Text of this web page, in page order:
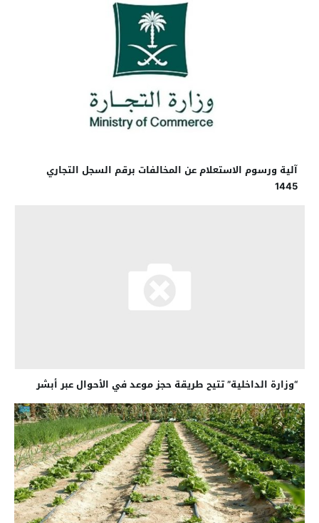
آلية ورسوم الاستعلام عن المخالفات برقم السجل التجاري
1445
“وزارة الداخلية” تتيح طريقة حجز موعد في الأحوال عبر أبشر